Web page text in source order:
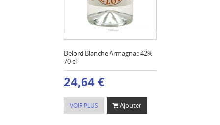
Delord Blanche Armagnac 42%
70 cl
24,64 €
VOIR PLUS Ajouter